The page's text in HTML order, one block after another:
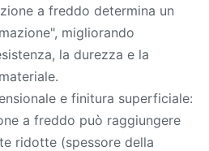
a freddo determina un
migliorando
la durezza e la
e finitura superficiale:
a freddo può raggiungere
ridotte (spessore della